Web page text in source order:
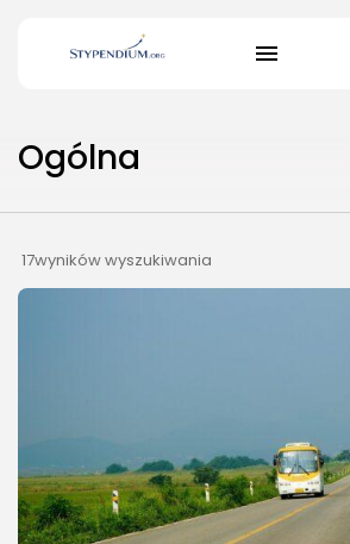
Ogólna
17wyników wyszukiwania